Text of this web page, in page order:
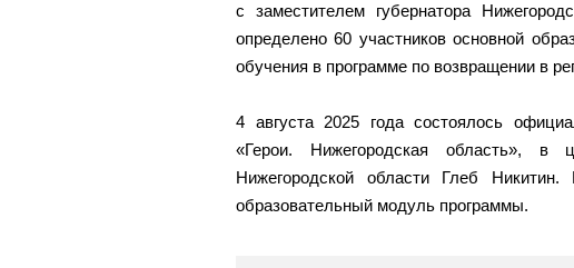
с заместителем губернатора
определено 60 участников основной
обучения в программе по возвращении в
4 августа 2025 года состоялось
«Герои. Нижегородская область», в
Нижегородской области Глеб
образовательный модуль программы.